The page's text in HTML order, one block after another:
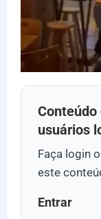
Conteúdo
usuários
Faça login
este
Entrar